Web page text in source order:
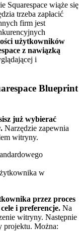
Squarespace wiąże się
trzeba zapłacić
firm jest
użytkowników
z nawiązką
i
Blueprint
już wybierać
Narzędzie zapewnia
witryny.
w
przez proces
i preferencje. Na
witryny. Następnie
projektu. Można: